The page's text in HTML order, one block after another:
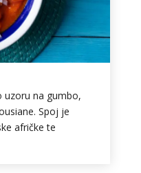
uzoru na gumbo,
Spoj je
afričke te